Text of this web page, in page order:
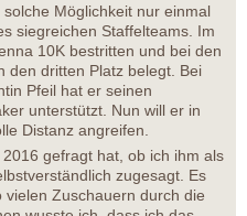
Möglichkeit nur einmal
siegreichen Staffelteams. Im
10K bestritten und bei den
den dritten Platz belegt. Bei
Pfeil hat er seinen
unterstützt. Nun will er in
Distanz angreifen.
gefragt hat, ob ich ihm als
zugesagt. Es
Zuschauern durch die